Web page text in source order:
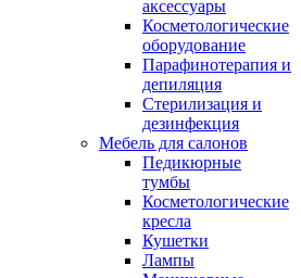
аксессуары
Косметологические
оборудование
Парафинотерапия и
депиляция
Стерилизация и
дезинфекция
Мебель для салонов
Педикюрные
тумбы
Косметологические
кресла
Кушетки
Лампы